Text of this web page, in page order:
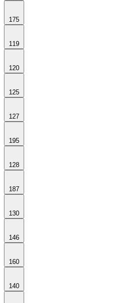
175
119
120
125
127
195
128
187
130
146
160
140